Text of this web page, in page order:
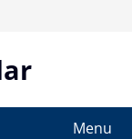
Menu